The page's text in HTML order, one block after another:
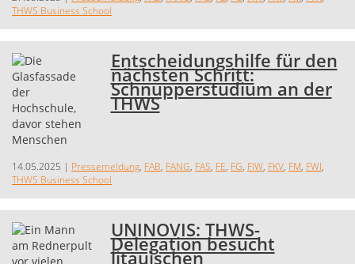
THWS Business School
Entscheidungshilfe für den
nächsten Schritt:
Schnupperstudium an der
THWS
14.05.2025 | Pressemeldung, FAB, FANG, FAS, FE, FG, FIW, FKV, FM, FWI,
THWS Business School
UNINOVIS: THWS-
Delegation besucht
litauischen